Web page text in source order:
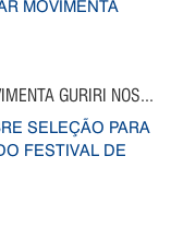
GURIRI NOS...